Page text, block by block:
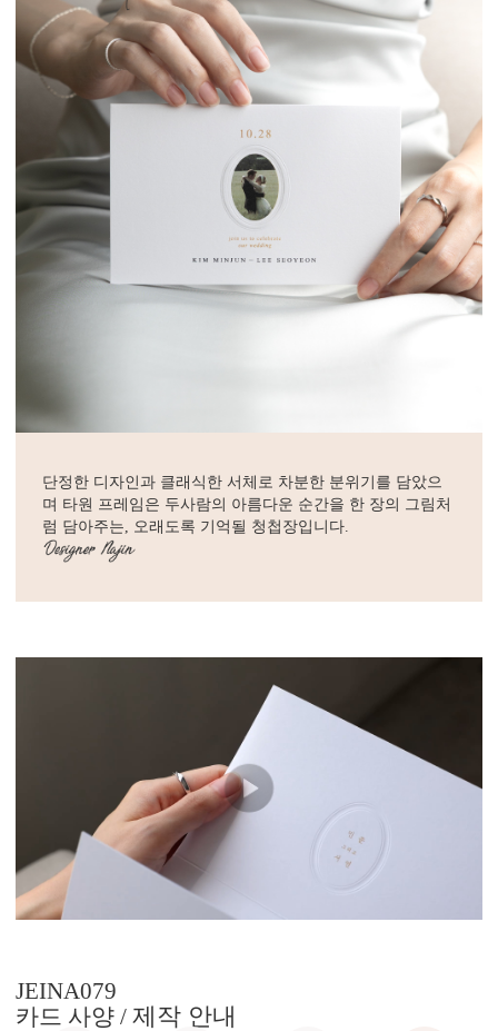
단정한 디자인과 클래식한 서체로 차분한 분위기를 담았으
며 타원 프레임은 두사람의 아름다운 순간을 한 장의 그림처
럼 담아주는, 오래도록 기억될 청첩장입니다.
JEINA079
카드 사양 / 제작 안내